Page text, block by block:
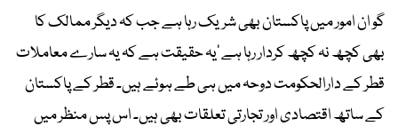
گو ان امور میں پاکستان بھی شریک رہا ہے جب کہ دیگر ممالک کا
بھی کچھ نہ کچھ کردار رہا ہے ‘یہ حقیقت ہے کہ یہ سارے معاملات
قطر کے دارالحکومت دوحہ میں ہی طے ہوئے ہیں۔ قطر کے پاکستان
کے ساتھ اقتصادی اور تجارتی تعلقات بھی ہیں۔ اس پس منظر میں